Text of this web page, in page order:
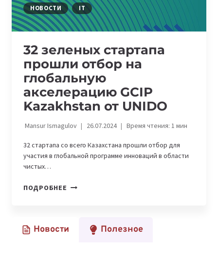
НОВОСТИ IT
32 зеленых стартапа
прошли отбор на
глобальную
акселерацию GCIP
Kazakhstan от UNIDO
Mansur Ismagulov 26.07.2024 Время чтения: 1мин
32 стартапа со всего Казахстана прошли отбор для
участия в глобальной программе инноваций в области
чистых…
ПОДРОБНЕЕ 32
ОТБОР
Новости Полезное